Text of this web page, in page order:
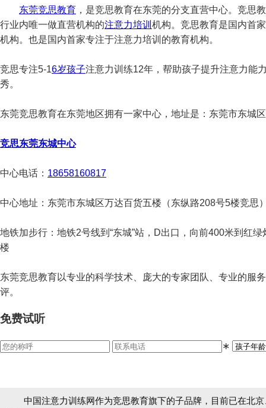
东莞竞思教育 ，是竞思教育在东莞的分支直营中心。竞思
行业内唯一做直营机构的注意力培训 机构。竞思教育是国内首
机构。也是国内首家专注于注意力培训的教育机构。
竞思专注5-16岁孩子注意力训练12年，帮助孩子提升注意力能
秀。
东莞竞思教育在东莞地区拥有一家中心，地址是：东莞市东城
竞思东莞东城中心
中心电话： 18658160817
中心地址：东莞市东城区万达百货五楼（东纵路208号5楼竞思
地铁加步行：地铁2号线到“东城”站，D出口，向前400米到红
楼
东莞竞思教育以专业的科学技术、庞大的专家团队、专业的服
评。
免费试听
∗
中国注意力训练网作为竞思教育旗下的子品牌，目前已在北